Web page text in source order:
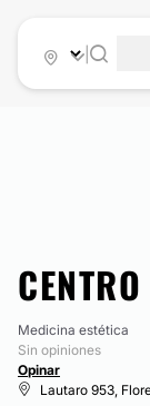
Medicina estética
Sin opiniones
Opinar
Lautaro 953,